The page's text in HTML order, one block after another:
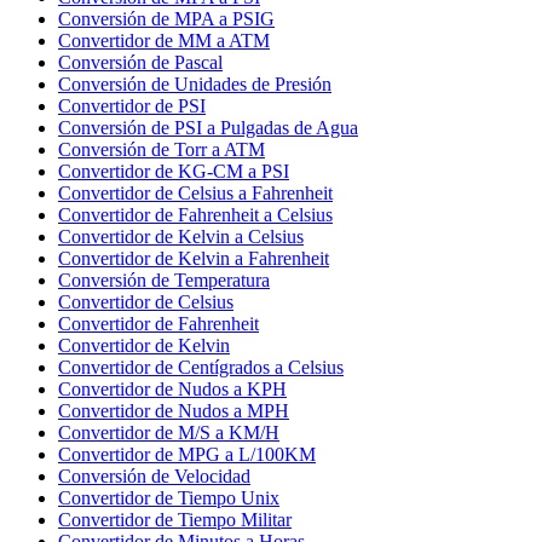
Conversión de MPA a PSIG
Convertidor de MM a ATM
Conversión de Pascal
Conversión de Unidades de Presión
Convertidor de PSI
Conversión de PSI a Pulgadas de Agua
Conversión de Torr a ATM
Convertidor de KG-CM a PSI
Convertidor de Celsius a Fahrenheit
Convertidor de Fahrenheit a Celsius
Convertidor de Kelvin a Celsius
Convertidor de Kelvin a Fahrenheit
Conversión de Temperatura
Convertidor de Celsius
Convertidor de Fahrenheit
Convertidor de Kelvin
Convertidor de Centígrados a Celsius
Convertidor de Nudos a KPH
Convertidor de Nudos a MPH
Convertidor de M/S a KM/H
Convertidor de MPG a L/100KM
Conversión de Velocidad
Convertidor de Tiempo Unix
Convertidor de Tiempo Militar